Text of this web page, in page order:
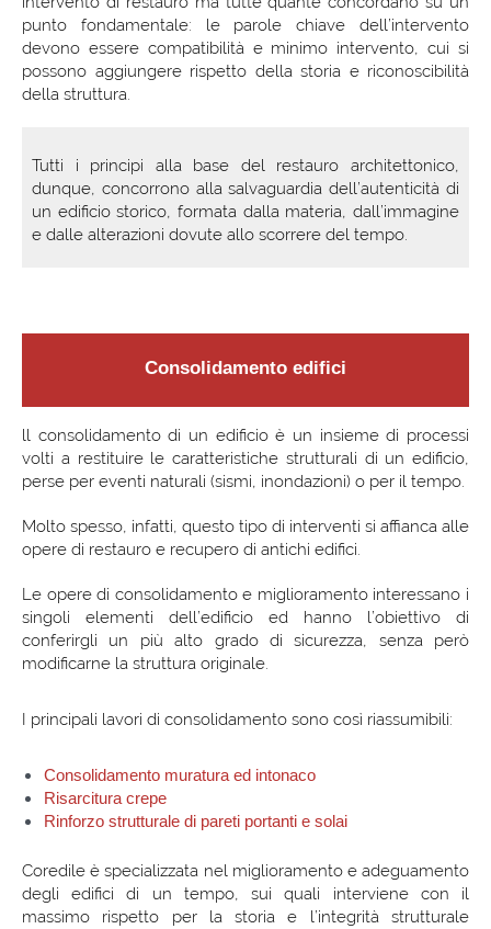
punto fondamentale: le parole chiave dell’intervento
devono essere compatibilità e minimo intervento, cui si
possono aggiungere rispetto della storia e riconoscibilità
della struttura.
Tutti i principi alla base del restauro architettonico,
dunque, concorrono alla salvaguardia dell’autenticità di
un edificio storico, formata dalla materia, dall’immagine
e dalle alterazioni dovute allo scorrere del tempo.
Consolidamento edifici
ll consolidamento di un edificio è un insieme di processi
volti a restituire le caratteristiche strutturali di un edificio,
perse per eventi naturali (sismi, inondazioni) o per il tempo.
Molto spesso, infatti, questo tipo di interventi si affianca alle
opere di restauro e recupero di antichi edifici.
Le opere di consolidamento e miglioramento interessano i
singoli elementi dell’edificio ed hanno l’obiettivo di
conferirgli un più alto grado di sicurezza, senza però
modificarne la struttura originale.
I principali lavori di consolidamento sono così riassumibili:
Consolidamento muratura ed intonaco
Risarcitura crepe
Rinforzo strutturale di pareti portanti e solai
Coredile è specializzata nel miglioramento e adeguamento
degli edifici di un tempo, sui quali interviene con il
massimo rispetto per la storia e l’integrità strutturale